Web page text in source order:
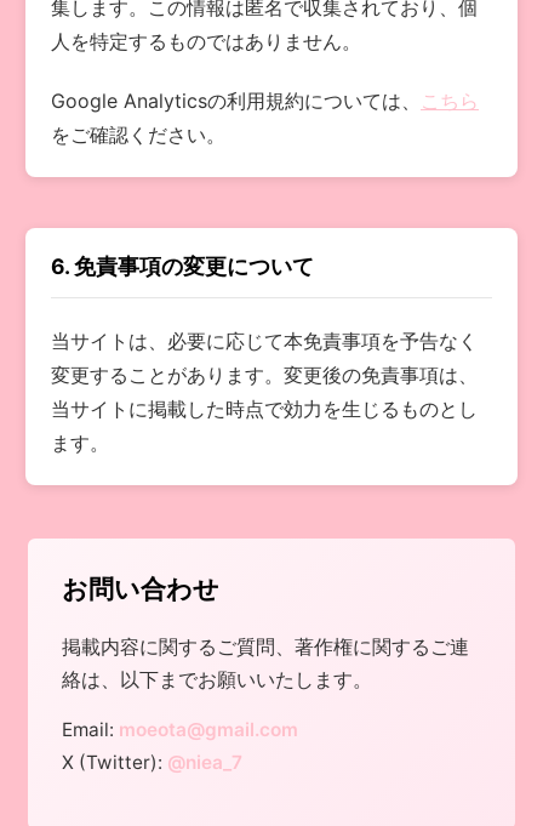
集します。この情報は匿名で収集されており、個
人を特定するものではありません。
Google Analyticsの利用規約については、 こちら
をご確認ください。
6. 免責事項の変更について
当サイトは、必要に応じて本免責事項を予告なく
変更することがあります。変更後の免責事項は、
当サイトに掲載した時点で効力を生じるものとし
ます。
お問い合わせ
掲載内容に関するご質問、著作権に関するご連
絡は、以下までお願いいたします。
Email: moeota@gmail.com
X (Twitter): @niea_7